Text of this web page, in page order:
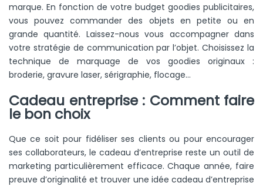
marque. En fonction de votre budget goodies publicitaires,
vous pouvez commander des objets en petite ou en
grande quantité. Laissez-nous vous accompagner dans
votre stratégie de communication par l’objet. Choisissez la
technique de marquage de vos goodies originaux :
broderie, gravure laser, sérigraphie, flocage…
Cadeau entreprise : Comment faire
le bon choix
Que ce soit pour fidéliser ses clients ou pour encourager
ses collaborateurs, le cadeau d’entreprise reste un outil de
marketing particulièrement efficace. Chaque année, faire
preuve d’originalité et trouver une idée cadeau d’entreprise